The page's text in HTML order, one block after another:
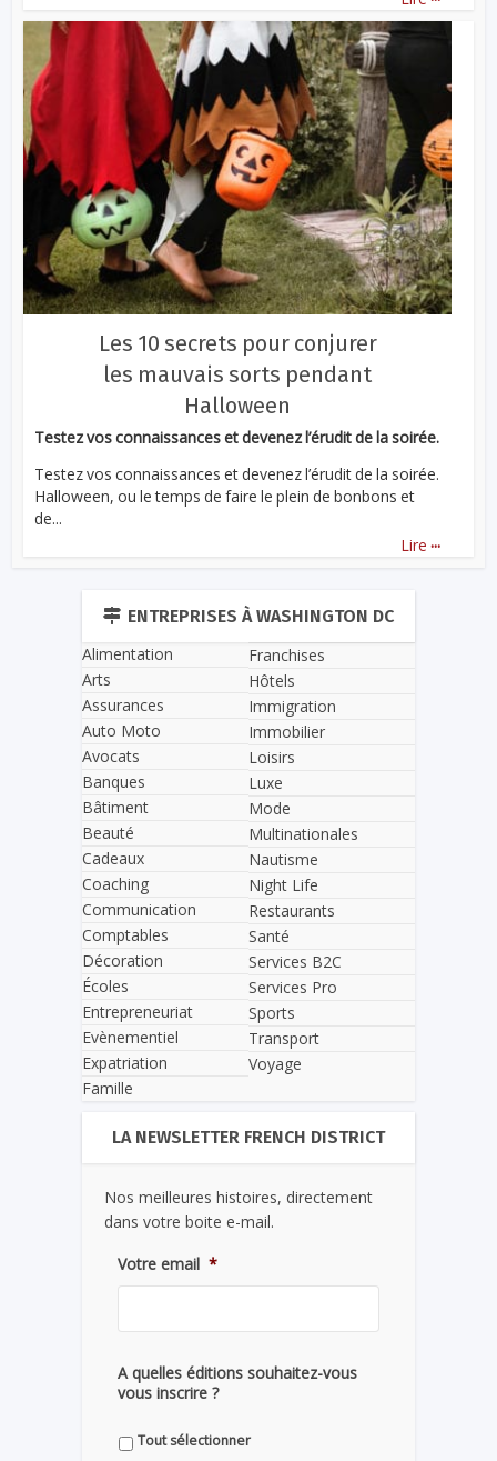
Les 10 secrets pour conjurer
les mauvais sorts pendant
Halloween
Testez vos connaissances et devenez l’érudit de la soirée.
Testez vos connaissances et devenez l’érudit de la soirée.
Halloween, ou le temps de faire le plein de bonbons et
de...
Lire ...
ENTREPRISES À WASHINGTON DC
Alimentation
Arts
Assurances
Auto Moto
Avocats
Banques
Bâtiment
Beauté
Cadeaux
Coaching
Communication
Comptables
Décoration
Écoles
Entrepreneuriat
Evènementiel
Expatriation
Famille
Franchises
Hôtels
Immigration
Immobilier
Loisirs
Luxe
Mode
Multinationales
Nautisme
Night Life
Restaurants
Santé
Services B2C
Services Pro
Sports
Transport
Voyage
LA NEWSLETTER FRENCH DISTRICT
Nos meilleures histoires, directement
dans votre boite e-mail.
Votre email *
A quelles éditions souhaitez-vous
vous inscrire ?
Tout sélectionner